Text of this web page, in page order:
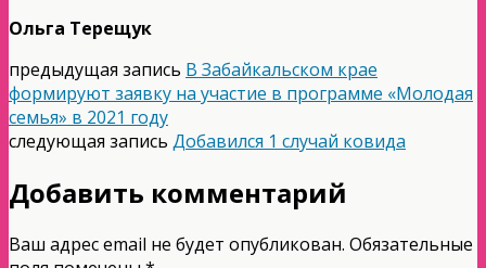
Ольга Терещук
предыдущая запись В Забайкальском крае
формируют заявку на участие в программе «Молодая
семья» в 2021 году
следующая запись Добавился 1 случай ковида
Добавить комментарий
Ваш адрес email не будет опубликован. Обязательные